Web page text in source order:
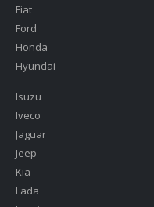
Fiat
Ford
Honda
Hyundai
Isuzu
Iveco
Jaguar
Jeep
Kia
Lada